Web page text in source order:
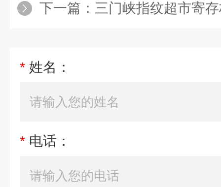
下一篇： 三门峡指纹超市寄
* 姓名：
* 电话：